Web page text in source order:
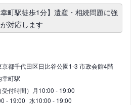
町駅徒歩1分】遺産・相続問題に強
対応します
京都千代田区日比谷公園1-3 市政会館4階
幸町駅
（受付時間） 月10:00 - 19:00
- 19:00 水10:00 - 19:00